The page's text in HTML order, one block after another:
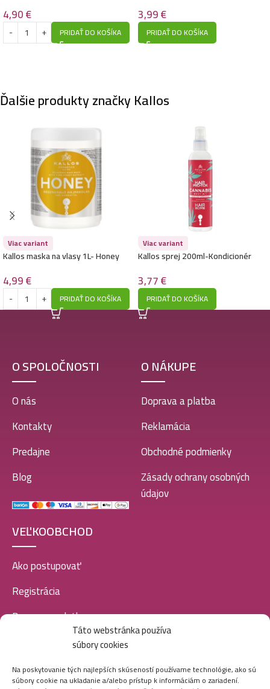
Táto webstránka používa
súbory cookies
Na poskytovanie tých najlepších skúseností používame technológie, ako sú
súbory cookie na ukladanie a/alebo prístup k informáciám o zariadení.
4,90€
PRIDAŤ DO KOŠÍKA
3,99€
PRIDAŤ DO KOŠÍKA
Ďalšie produkty značky Kallos
Viac variant
Kallos maska na vlasy 1L- Honey
4,99€
PRIDAŤ DO KOŠÍKA
Viac variant
Kallos sprej 200ml-Kondicionér
3,77€
PRIDAŤ DO KOŠÍKA
O SPOLOČNOSTI
O nás
Kontakty
Predajne
Blog
O NÁKUPE
Doprava a platba
Reklamácia
Obchodné podmienky
Zásady ochrany osobných
údajov
VEĽKOOBCHOD
Ako postupovať
Registrácia
Doprava a platba
SOCIÁLNE SIETE